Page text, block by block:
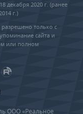
декабря 2020 г. (ранее
г.)
только с
сайта и
или полном
ООО «Реальное